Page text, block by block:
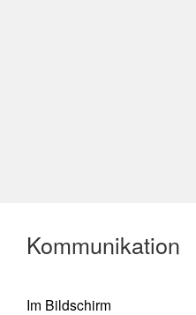
Kommunikation
Im Bildschirm